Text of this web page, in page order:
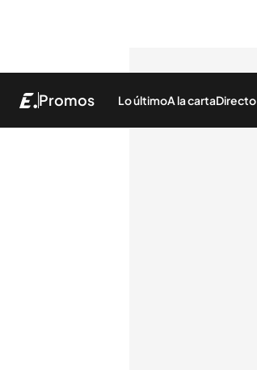
Promos Lo últimoA la cartaDirecto